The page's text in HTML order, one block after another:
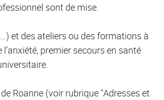
sont de mise.
et des ateliers ou des formations à
premier secours en santé
Roanne (voir rubrique "Adresses et